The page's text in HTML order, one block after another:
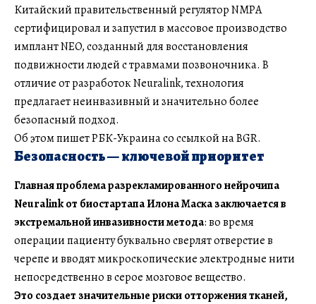
Китайский правительственный регулятор NMPA
сертифицировал и запустил в массовое производство
имплант NEO, созданный для восстановления
подвижности людей с травмами позвоночника. В
отличие от разработок Neuralink, технология
предлагает неинвазивный и значительно более
безопасный подход.
Об этом пишет РБК-Украина со ссылкой на BGR.
Безопасность — ключевой приоритет
Главная проблема разрекламированного нейрочипа
Neuralink от биостартапа Илона Маска заключается в
экстремальной инвазивности метода: во время
операции пациенту буквально сверлят отверстие в
черепе и вводят микроскопические электродные нити
непосредственно в серое мозговое вещество.
Это создает значительные риски отторжения тканей,